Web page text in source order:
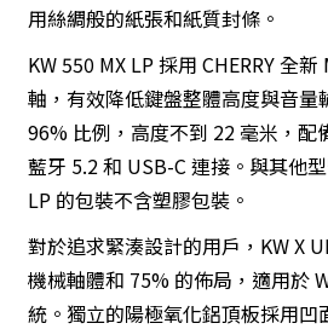
用絲綢般的紙張和紙質封條。
KW 550 MX LP 採用 CHERRY 全
軸，有效降低鍵盤整體高度與音量
96% 比例，高度不到 22 毫米，配
藍牙 5.2 和 USB-C 連接。與其他
LP 的包裝不含塑膠包裝。
對於追求緊湊設計的用戶，KW X
機械軸體和 75% 的佈局，適用於
統。獨立的陽極氧化鋁頂板採用凹